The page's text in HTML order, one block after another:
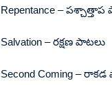
Repentance –
Salvation – రక్షణ పాటలు
Second Coming –